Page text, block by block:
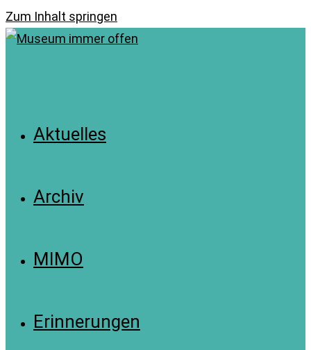
Zum Inhalt springen
Aktuelles
Archiv
MIMO
Erinnerungen